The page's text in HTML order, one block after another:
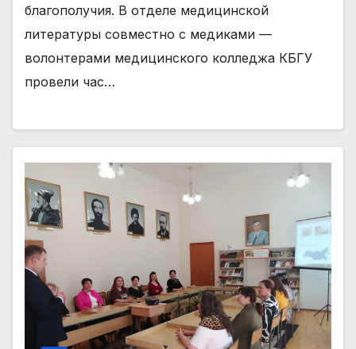
благополучия. В отделе медицинской
литературы совместно с медиками —
волонтерами медицинского колледжа КБГУ
провели час…